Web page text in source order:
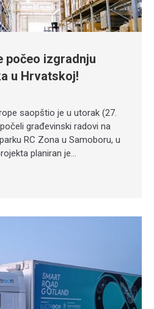
počeo izgradnju
u Hrvatskoj!
saopštio je u utorak (27.
građevinski radovi na
RC Zona u Samoboru, u
planiran je…